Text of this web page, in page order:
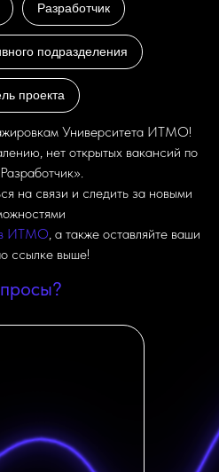
Разработчик
подразделения
проекта
Университета ИТМО!
нет открытых вакансий по
на связи и следить за новыми
в ИТМО, а также оставляйте ваши
ссылке выше!